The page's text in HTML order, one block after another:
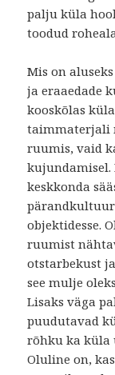
palju küla
toodud
Mis on
ja eraaedade
kooskõlas
taimmaterjali
ruumis, vaid
kujundamisel.
keskkonda
objektidesse.
ruumist
otstarbekust
see mulje
Lisaks väga
puudutavad
rõhku ka küla
Oluline on,